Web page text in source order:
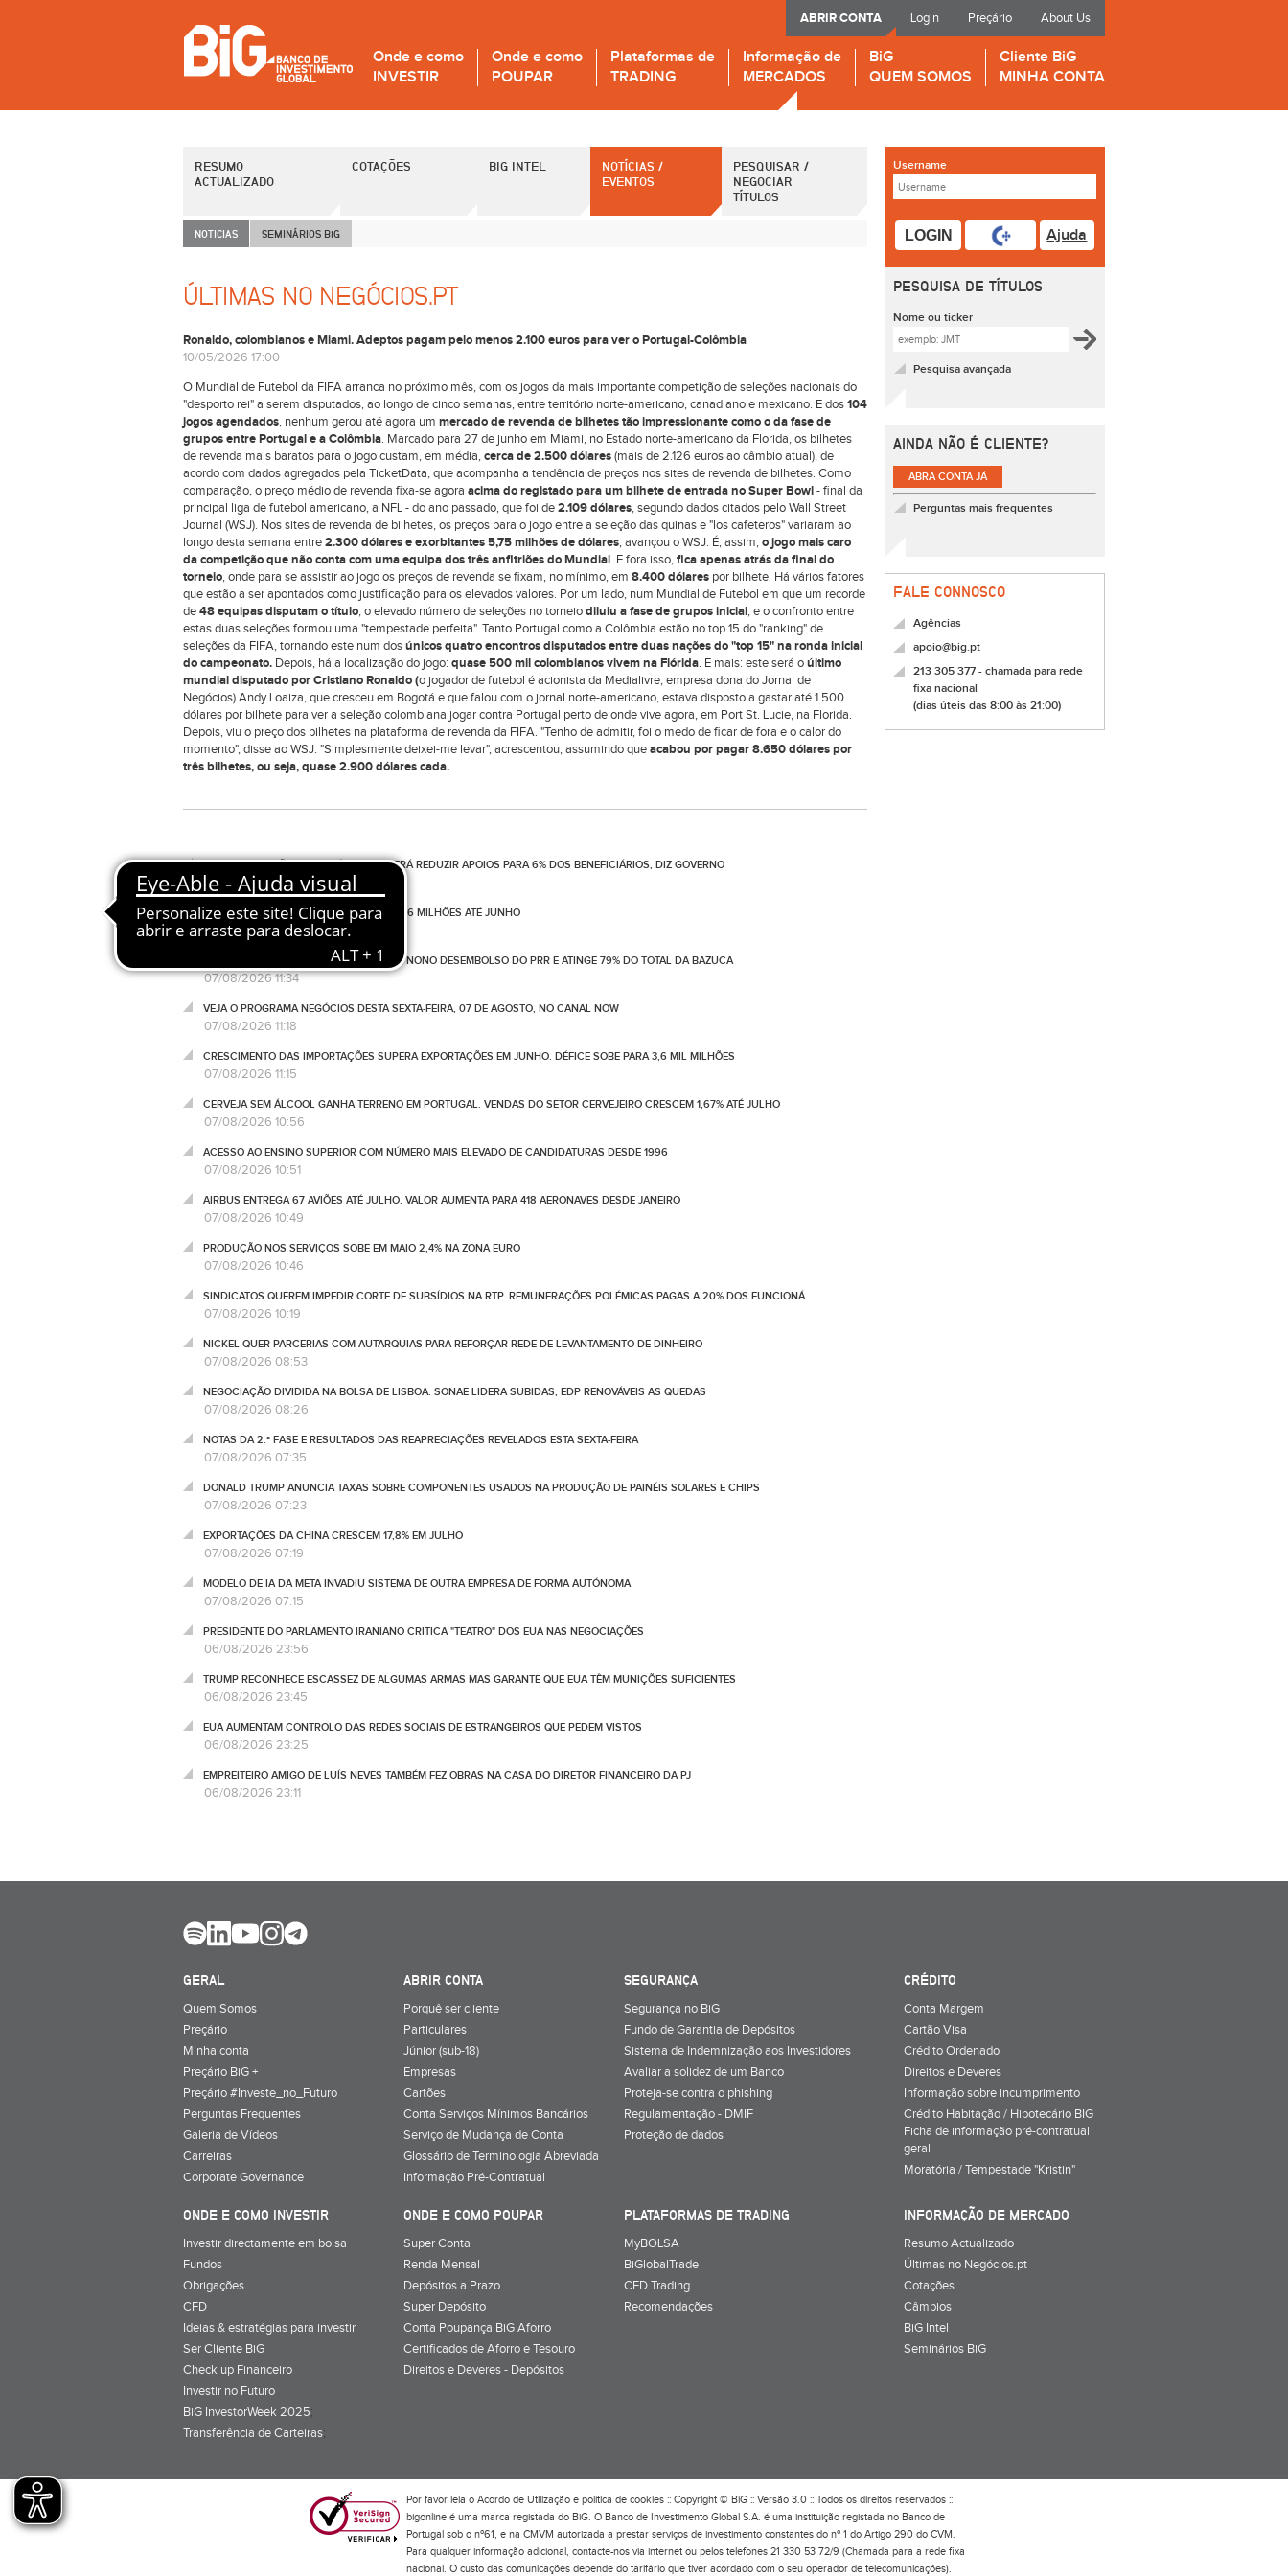
Login Preçário About Us
ABRIR CONTA
Onde e como
INVESTIR
Onde e como
POUPAR
Plataformas de
TRADING
Informação de
MERCADOS
BiG
QUEM SOMOS
Cliente BiG
MINHA CONTA
RESUMO
ACTUALIZADO
COTAÇÕES BIG INTEL
NOTÍCIAS /
EVENTOS
PESQUISAR /
NEGOCIAR
TÍTULOS
NOTICIAS SEMINÁRIOS BiG
ÚLTIMAS NO NEGÓCIOS.PT
Ronaldo, colombianos e Miami. Adeptos pagam pelo menos 2.100 euros para ver o Portugal-Colômbia
10/05/2026 17:00
O Mundial de Futebol da FIFA arranca no próximo mês, com os jogos da mais importante competição de seleções nacionais do
"desporto rei" a serem disputados, ao longo de cinco semanas, entre território norte-americano, canadiano e mexicano. E dos104
jogos agendados, nenhum gerou até agora um mercado de revenda de bilhetes tão impressionante como o da fase de
grupos entre Portugal e a Colômbia. Marcado para 27 de junho em Miami, no Estado norte-americano da Florida, os bilhetes
de revenda mais baratos para o jogo custam, em média,cerca de 2.500 dólares(mais de 2.126 euros ao câmbio atual), de
acordo com dados agregados pela TicketData, que acompanha a tendência de preços nos sites de revenda de bilhetes. Como
comparação, o preço médio de revenda fixa-se agora acima do registado para um bilhete de entrada no Super Bowl- final da
principal liga de futebol americano, a NFL - do ano passado, que foi de2.109 dólares, segundo dados citados pelo Wall Street
Journal (WSJ). Nos sites de revenda de bilhetes, os preços para o jogo entre a seleção das quinas e "los cafeteros" variaram ao
longo desta semana entre2.300 dólares e exorbitantes 5,75 milhões de dólares, avançou o WSJ. É, assim,o jogo mais caro
da competição que não conta com uma equipa dos três anfitriões do Mundial. E fora isso,fica apenas atrás da final do
torneio, onde para se assistir ao jogo os preços de revenda se fixam, no mínimo, em 8.400 dólares por bilhete. Há vários fatores
que estão a ser apontados como justificação para os elevados valores. Por um lado, num Mundial de Futebol em que um recorde
de48 equipas disputam o título, o elevado número de seleções no torneiodiluiu a fase de grupos inicial, e o confronto entre
estas duas seleções formou uma "tempestade perfeita". Tanto Portugal como a Colômbia estão no top 15 do "ranking" de
seleções da FIFA, tornando este num dosúnicos quatro encontros disputados entre duas nações do "top 15" na ronda inicial
do campeonato. Depois, há a localização do jogo: quase 500 mil colombianos vivem na Flórida. E mais: este será oúltimo
mundial disputado por Cristiano Ronaldo (o jogador de futebol é acionista da Medialivre, empresa dona do Jornal de
Negócios).Andy Loaiza, que cresceu em Bogotá e que falou com o jornal norte-americano, estava disposto a gastar até 1.500
dólares por bilhete para ver a seleção colombiana jogar contra Portugal perto de onde vive agora, em Port St. Lucie, na Florida.
Depois, viu o preço dos bilhetes na plataforma de revenda da FIFA. "Tenho de admitir, foi o medo de ficar de fora e o calor do
momento", disse ao WSJ. "Simplesmente deixei-me levar", acrescentou, assumindo queacabou por pagar 8.650 dólares por
três bilhetes, ou seja, quase 2.900 dólares cada.
NOVA PRESTAÇÃO SOCIAL ÚNICA PODERÁ REDUZIR APOIOS PARA 6% DOS BENEFICIÁRIOS, DIZ GOVERNO
07/08/2026 13:20
LUCRO DA AIRBNB SOBE 22,61% PARA 846 MILHÕES ATÉ JUNHO
07/08/2026 12:00
PORTUGAL RECEBE 2,3 MIL MILHÕES DO NONO DESEMBOLSO DO PRR E ATINGE 79% DO TOTAL DA BAZUCA
07/08/2026 11:34
VEJA O PROGRAMA NEGÓCIOS DESTA SEXTA-FEIRA, 07 DE AGOSTO, NO CANAL NOW
07/08/2026 11:18
CRESCIMENTO DAS IMPORTAÇÕES SUPERA EXPORTAÇÕES EM JUNHO. DÉFICE SOBE PARA 3,6 MIL MILHÕES
07/08/2026 11:15
CERVEJA SEM ÁLCOOL GANHA TERRENO EM PORTUGAL. VENDAS DO SETOR CERVEJEIRO CRESCEM 1,67% ATÉ JULHO
07/08/2026 10:56
ACESSO AO ENSINO SUPERIOR COM NÚMERO MAIS ELEVADO DE CANDIDATURAS DESDE 1996
07/08/2026 10:51
AIRBUS ENTREGA 67 AVIÕES ATÉ JULHO. VALOR AUMENTA PARA 418 AERONAVES DESDE JANEIRO
07/08/2026 10:49
PRODUÇÃO NOS SERVIÇOS SOBE EM MAIO 2,4% NA ZONA EURO
07/08/2026 10:46
SINDICATOS QUEREM IMPEDIR CORTE DE SUBSÍDIOS NA RTP. REMUNERAÇÕES POLÉMICAS PAGAS A 20% DOS FUNCIONÁ
07/08/2026 10:19
NICKEL QUER PARCERIAS COM AUTARQUIAS PARA REFORÇAR REDE DE LEVANTAMENTO DE DINHEIRO
07/08/2026 08:53
NEGOCIAÇÃO DIVIDIDA NA BOLSA DE LISBOA. SONAE LIDERA SUBIDAS, EDP RENOVÁVEIS AS QUEDAS
07/08/2026 08:26
NOTAS DA 2.ª FASE E RESULTADOS DAS REAPRECIAÇÕES REVELADOS ESTA SEXTA-FEIRA
07/08/2026 07:35
DONALD TRUMP ANUNCIA TAXAS SOBRE COMPONENTES USADOS NA PRODUÇÃO DE PAINÉIS SOLARES E CHIPS
07/08/2026 07:23
EXPORTAÇÕES DA CHINA CRESCEM 17,8% EM JULHO
07/08/2026 07:19
MODELO DE IA DA META INVADIU SISTEMA DE OUTRA EMPRESA DE FORMA AUTÓNOMA
07/08/2026 07:15
PRESIDENTE DO PARLAMENTO IRANIANO CRITICA "TEATRO" DOS EUA NAS NEGOCIAÇÕES
06/08/2026 23:56
TRUMP RECONHECE ESCASSEZ DE ALGUMAS ARMAS MAS GARANTE QUE EUA TÊM MUNIÇÕES SUFICIENTES
06/08/2026 23:45
EUA AUMENTAM CONTROLO DAS REDES SOCIAIS DE ESTRANGEIROS QUE PEDEM VISTOS
06/08/2026 23:25
EMPREITEIRO AMIGO DE LUÍS NEVES TAMBÉM FEZ OBRAS NA CASA DO DIRETOR FINANCEIRO DA PJ
06/08/2026 23:11
Username
LOGIN Ajuda
PESQUISA DE TÍTULOS
Nome ou ticker
Pesquisa avançada
AINDA NÃO É CLIENTE?
ABRA CONTA JÁ
Perguntas mais frequentes
FALE CONNOSCO
Agências
apoio@big.pt
213 305 377 - chamada para rede
fixa nacional
(dias úteis das 8:00 às 21:00)
GERAL
Quem Somos
Preçário
Minha conta
Preçário BiG +
Preçário #Investe_no_Futuro
Perguntas Frequentes
Galeria de Vídeos
Carreiras
Corporate Governance
ABRIR CONTA
Porquê ser cliente
Particulares
Júnior (sub-18)
Empresas
Cartões
Conta Serviços Mínimos Bancários
Serviço de Mudança de Conta
Glossário de Terminologia Abreviada
Informação Pré-Contratual
SEGURANÇA
Segurança no BiG
Fundo de Garantia de Depósitos
Sistema de Indemnização aos Investidores
Avaliar a solidez de um Banco
Proteja-se contra o phishing
Regulamentação - DMIF
Proteção de dados
CRÉDITO
Conta Margem
Cartão Visa
Crédito Ordenado
Direitos e Deveres
Informação sobre incumprimento
Crédito Habitação / Hipotecário BIG
Ficha de informação pré-contratual
geral
Moratória / Tempestade "Kristin"
ONDE E COMO INVESTIR
Investir directamente em bolsa
Fundos
Obrigações
CFD
Ideias & estratégias para investir
Ser Cliente BiG
Check up Financeiro
Investir no Futuro
BiG InvestorWeek 2025;
Transferência de Carteiras;
ONDE E COMO POUPAR
Super Conta
Renda Mensal
Depósitos a Prazo
Super Depósito
Conta Poupança BiG Aforro
Certificados de Aforro e Tesouro
Direitos e Deveres - Depósitos
PLATAFORMAS DE TRADING
MyBOLSA
BiGlobalTrade
CFD Trading
Recomendações
INFORMAÇÃO DE MERCADO
Resumo Actualizado
Últimas no Negócios.pt
Cotações
Câmbios
BiG Intel
Seminários BiG
Por favor leia o Acordo de Utilizaçãoe política de cookies:: Copyright © BiG :: Versão 3.0 :: Todos os direitos reservados ::
bigonline é uma marca registada do BiG. O Banco de Investimento Global S.A. é uma instituição registada no Banco de
Portugal sob o nº61, e na CMVM autorizada a prestar serviços de investimento constantes do nº 1 do Artigo 290 do CVM.
Para qualquer informação adicional, contacte-nos via internet ou pelos telefones 21 330 53 72/9 (Chamada para a rede fixa
nacional. O custo das comunicações depende do tarifário que tiver acordado com o seu operador de telecomunicações).